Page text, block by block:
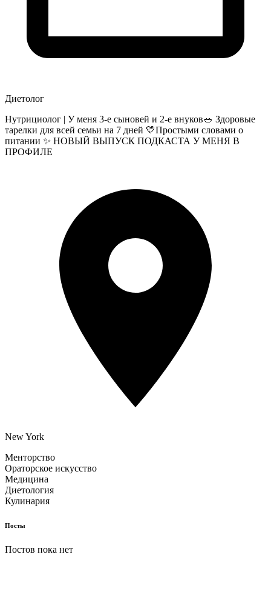
Диетолог
Нутрициолог | У меня 3-е сыновей и 2-е внуков🥗 Здоровые
тарелки для всей семьи на 7 дней 💛Простыми словами о
питании ✨ НОВЫЙ ВЫПУСК ПОДКАСТА У МЕНЯ В
ПРОФИЛЕ
New York
Менторство
Ораторское искусство
Медицина
Диетология
Кулинария
Посты
Постов пока нет